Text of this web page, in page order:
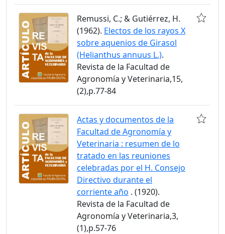
Remussi, C.; & Gutiérrez, H.
(1962). Electos de los rayos X
sobre aquenios de Girasol
(Helianthus annuus L.).
Revista de la Facultad de
Agronomía y Veterinaria,15,
(2),p.77-84
Actas y documentos de la
Facultad de Agronomía y
Veterinaria : resumen de lo
tratado en las reuniones
celebradas por el H. Consejo
Directivo durante el
corriente año . (1920).
Revista de la Facultad de
Agronomía y Veterinaria,3,
(1),p.57-76